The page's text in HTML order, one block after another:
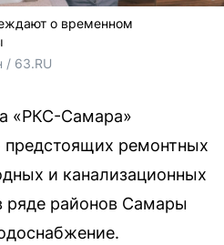
о временном
/ 63.RU
«РКС-Самара»
ремонтных
и канализационных
ряде районов Самары